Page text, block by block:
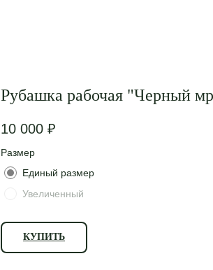
Рубашка рабочая "Черный
10 000 ₽
Размер
Единый размер
Увеличенный
КУПИТЬ